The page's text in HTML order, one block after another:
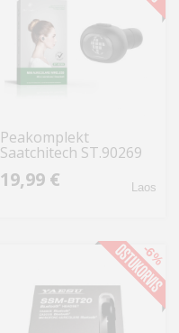
Peakomplekt
Saatchitech ST.90269
must
19,99 € Laos
-6%